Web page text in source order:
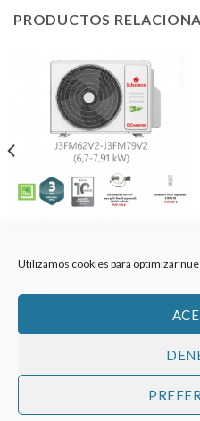
Utilizamos cookies para optimizar
PRODUCTOS
13203
TÉRMINOS Y
POLÍTICA DE PRIVACIDAD